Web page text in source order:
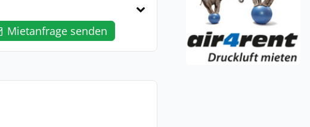
Mietanfrage senden